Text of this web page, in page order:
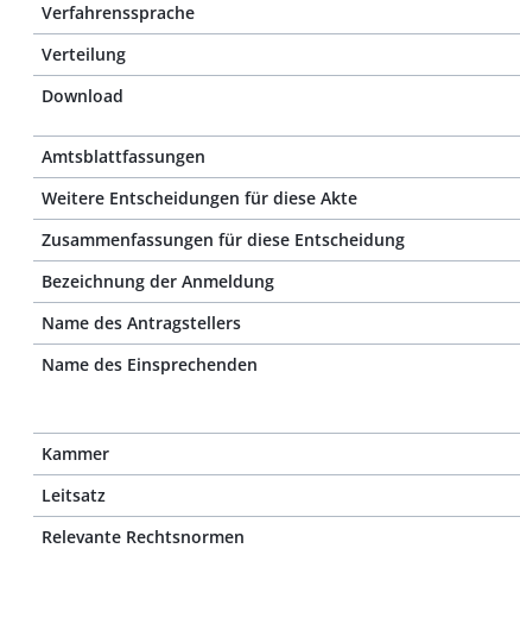
Verfahrenssprache
Verteilung
Download
Amtsblattfassungen
Weitere Entscheidungen für diese Akte
Zusammenfassungen für diese Entscheidung
Bezeichnung der Anmeldung
Name des Antragstellers
Name des Einsprechenden
Kammer
Leitsatz
Relevante Rechtsnormen